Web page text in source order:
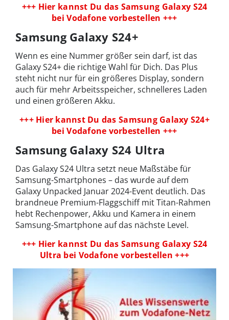
+++ Hier kannst Du das Samsung Galaxy S24
bei Vodafone vorbestellen +++
Samsung Galaxy S24+
Wenn es eine Nummer größer sein darf, ist das
Galaxy S24+ die richtige Wahl für Dich. Das Plus
steht nicht nur für ein größeres Display, sondern
auch für mehr Arbeitsspeicher, schnelleres Laden
und einen größeren Akku.
+++ Hier kannst Du das Samsung Galaxy S24+
bei Vodafone vorbestellen +++
Samsung Galaxy S24 Ultra
Das Galaxy S24 Ultra setzt neue Maßstäbe für
Samsung-Smartphones – das wurde auf dem
Galaxy Unpacked Januar 2024-Event deutlich. Das
brandneue Premium-Flaggschiff mit Titan-Rahmen
hebt Rechenpower, Akku und Kamera in einem
Samsung-Smartphone auf das nächste Level.
+++ Hier kannst Du das Samsung Galaxy S24
Ultra bei Vodafone vorbestellen +++